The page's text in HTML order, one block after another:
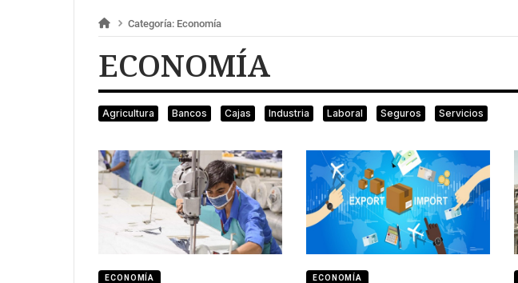
Categoría: Economía
ECONOMÍA
Agricultura Bancos Cajas Industria Laboral Seguros Servicios
ECONOMÍA ECONOMÍA